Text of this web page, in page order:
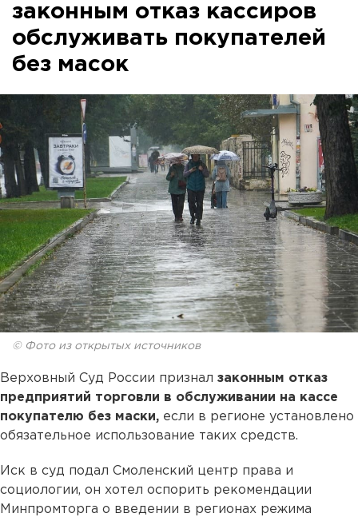
законным отказ кассиров
обслуживать покупателей
без масок
© Фото из открытых источников
Верховный Суд России признал законным отказ
предприятий торговли в обслуживании на кассе
покупателю без маски, если в регионе установлено
обязательное использование таких средств.
Иск в суд подал Смоленский центр права и
социологии, он хотел оспорить рекомендации
Минпромторга о введении в регионах режима